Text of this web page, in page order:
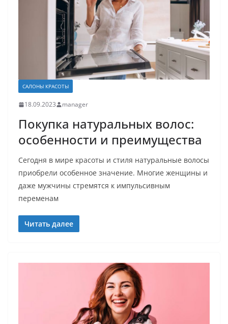
САЛОНЫ КРАСОТЫ
18.09.2023 manager
Покупка натуральных волос:
особенности и преимущества
Сегодня в мире красоты и стиля натуральные волосы
приобрели особенное значение. Многие женщины и
даже мужчины стремятся к импульсивным
переменам
Читать далее